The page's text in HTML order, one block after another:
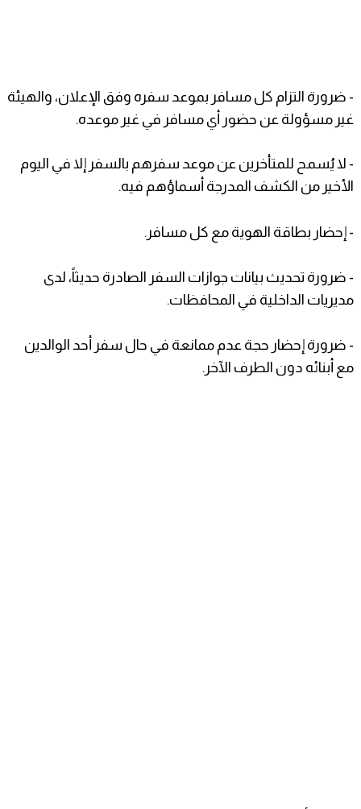
- ضرورة التزام كل مسافر بموعد سفره وفق الإعلان، والهيئة
غير مسؤولة عن حضور أي مسافر في غير موعده.
- لا يُسمح للمتأخرين عن موعد سفرهم بالسفر إلا في اليوم
الأخير من الكشف المدرجة أسماؤهم فيه.
- إحضار بطاقة الهوية مع كل مسافر.
- ضرورة تحديث بيانات جوازات السفر الصادرة حديثاً، لدى
مديريات الداخلية في المحافظات.
- ضرورة إحضار حجة عدم ممانعة في حال سفر أحد الوالدين
مع أبنائه دون الطرف الآخر.